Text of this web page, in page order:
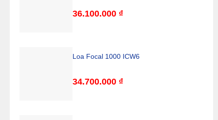
36.100.000 ₫
Loa Focal 1000 ICW6
34.700.000 ₫